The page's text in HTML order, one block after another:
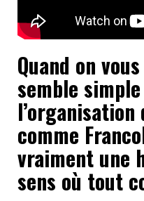
Quand on
semble
l’organisation
comme
vraiment une
sens où tout